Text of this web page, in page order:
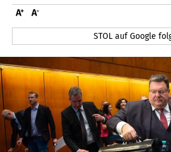
STOL auf Google